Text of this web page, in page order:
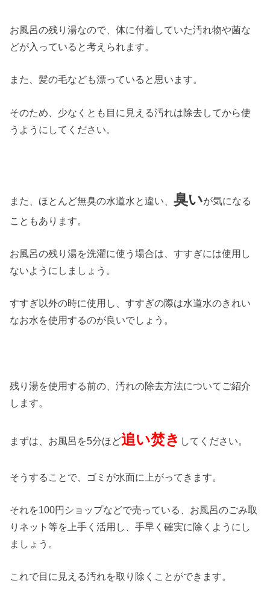
お風呂の残り湯なので、体に付着していた汚れ物や菌な
どが入っていると考えられます。
また、髪の毛なども漂っていると思います。
そのため、少なくとも目に見える汚れは除去してから使
うようにしてください。
また、ほとんど無臭の水道水と違い、臭いが気になる
こともあります。
お風呂の残り湯を洗濯に使う場合は、すすぎには使用し
ないようにしましょう。
すすぎ以外の時に使用し、すすぎの際は水道水のきれい
なお水を使用するのが良いでしょう。
残り湯を使用する前の、汚れの除去方法についてご紹介
します。
まずは、お風呂を5分ほど追い焚き してください。
そうすることで、ゴミが水面に上がってきます。
それを100円ショップなどで売っている、お風呂のごみ取
りネット等を上手く活用し、手早く確実に除くようにし
ましょう。
これで目に見える汚れを取り除くことができます。